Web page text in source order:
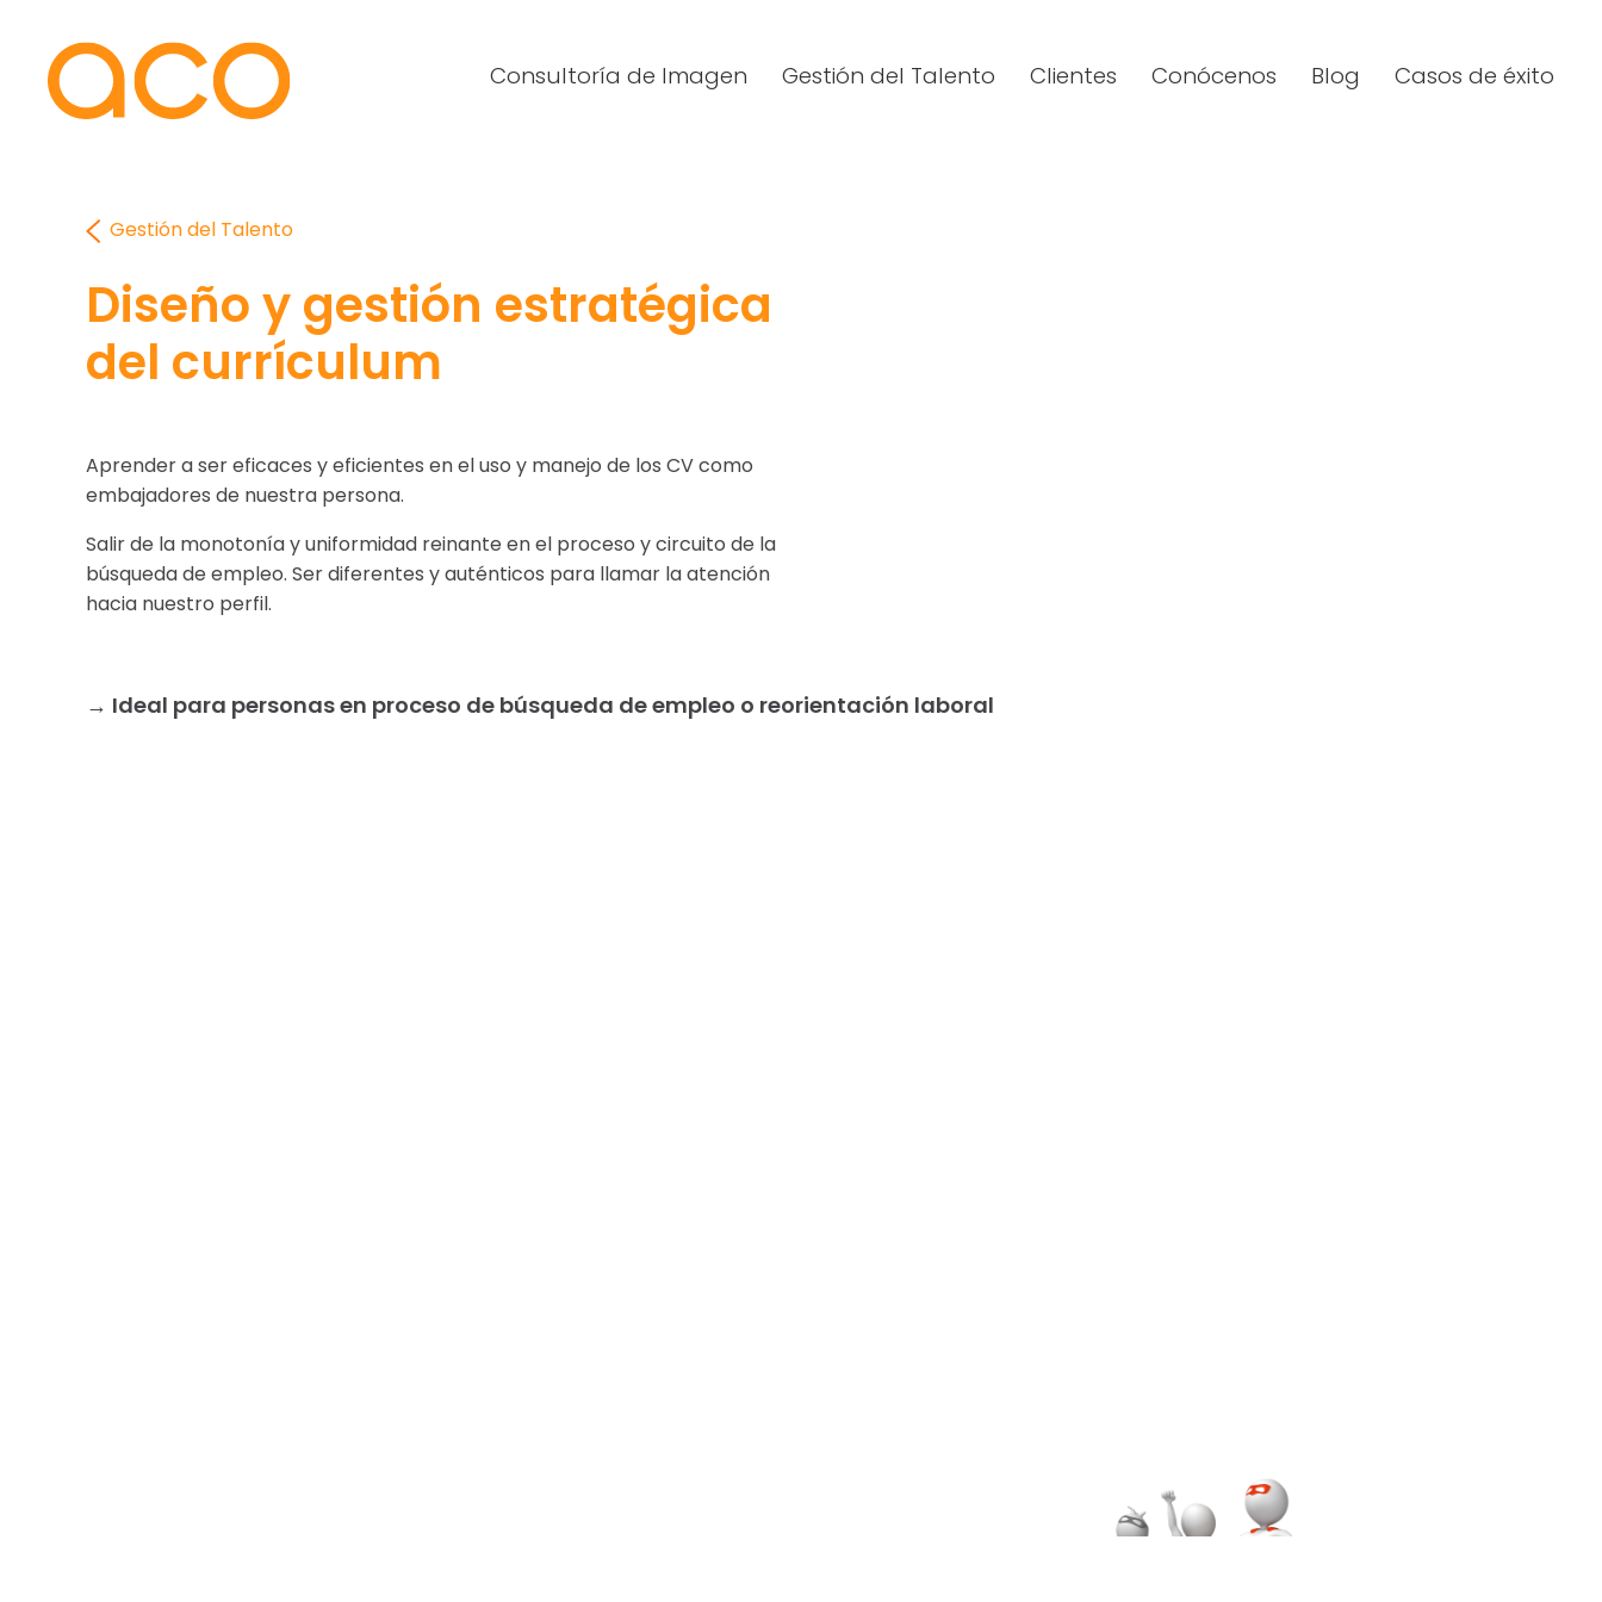
Consultoría de Imagen Gestión del Talento Clientes Conócenos Blog Casos de éxito
Gestión del Talento
Diseño y gestión estratégica
del currículum
Aprender a ser eficaces y eficientes en el uso y manejo de los CV como
embajadores de nuestra persona.
Salir de la monotonía y uniformidad reinante en el proceso y circuito de la
búsqueda de empleo. Ser diferentes y auténticos para llamar la atención
hacia nuestro perfil.
→ Ideal para personas en proceso de búsqueda de empleo o reorientación laboral